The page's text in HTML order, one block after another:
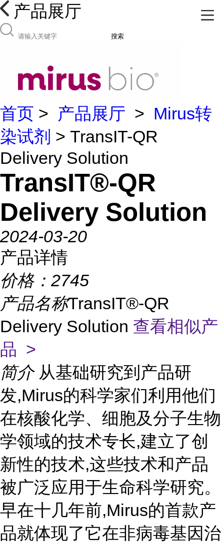
产品展厅
搜索
首页 > 产品展厅 > Mirus转
染试剂 > TransIT-QR
Delivery Solution
TransIT®-QR
Delivery Solution
2024-03-20
产品详情
价格： 2745
产品名称TransIT®-QR
Delivery Solution 查看相似产
品 >
简介 从基础研究到产品研
发,Mirus的科学家们利用他们
在核酸化学、细胞及分子生物
学领域的技术专长,建立了创
新性的技术,这些技术和产品
被广泛应用于生命科学研究。
早在十几年前,Mirus的首款产
品就体现了它在非病毒基因治